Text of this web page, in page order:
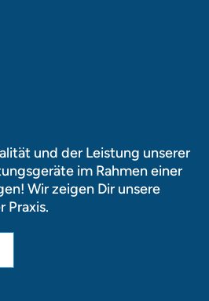
und der Leistung unserer
im Rahmen einer
Wir zeigen Dir unsere
Praxis.